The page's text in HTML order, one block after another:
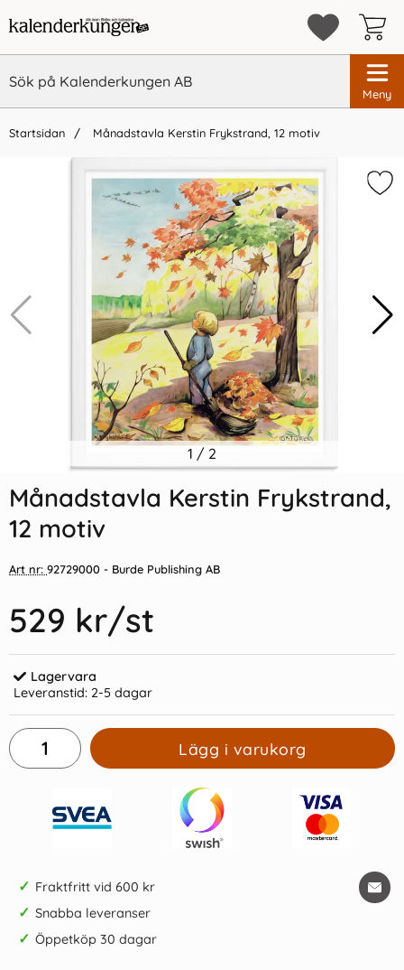
Meny
Startsidan Månadstavla Kerstin Frykstrand, 12 motiv
Vi rekommenderar
svart
55 kr/st
Vykort Inge Löök "Dricker vin i
trädet"
15 kr/st
1 / 2
Månadstavla Kerstin Frykstrand,
12 motiv
Art nr: 92729000 - Burde Publishing AB
529 kr/st
Lagervara
Leveranstid: 2-5 dagar
Lägg i varukorg
✓ Fraktfritt vid 600 kr
✓ Snabba leveranser
✓ Öppetköp 30 dagar